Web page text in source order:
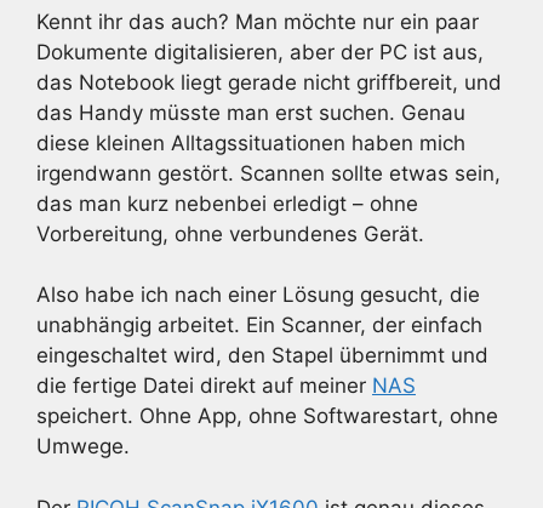
Kennt ihr das auch? Man möchte nur ein paar
Dokumente digitalisieren, aber der PC ist aus,
das Notebook liegt gerade nicht griffbereit, und
das Handy müsste man erst suchen. Genau
diese kleinen Alltagssituationen haben mich
irgendwann gestört. Scannen sollte etwas sein,
das man kurz nebenbei erledigt – ohne
Vorbereitung, ohne verbundenes Gerät.
Also habe ich nach einer Lösung gesucht, die
unabhängig arbeitet. Ein Scanner, der einfach
eingeschaltet wird, den Stapel übernimmt und
die fertige Datei direkt auf meiner NAS
speichert. Ohne App, ohne Softwarestart, ohne
Umwege.